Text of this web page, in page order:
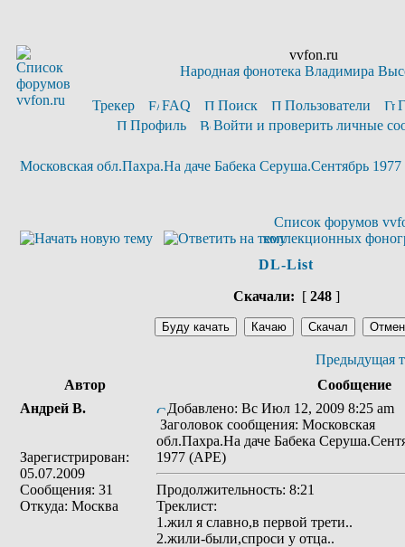
vvfon.ru
Народная фонотека Владимира
Трекер FAQ Поиск Пользователи
Профиль
Войти и проверить личные
Московская обл.Пахра.На даче Бабека Серуша.Сентябрь
Список форумов
коллекционных
DL-List
Скачали: [ 248]
Предыдущая
Автор
Сообщение
Андрей В.
Зарегистрирован:
05.07.2009
Сообщения: 31
Откуда: Москва
Добавлено: Вс Июл 12, 2009 8:25 am
Заголовок сообщения: Московская
обл.Пахра.На даче Бабека
1977 (APE)
Продолжительность: 8:21
Треклист:
1.жил я славно,в первой трети..
2.жили-были,спроси у отца..